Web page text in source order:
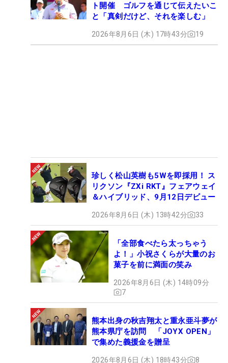
ト開催 ゴルフを通じて伝えたいこ
と「真剣だけど、それを楽しむ」
2026年8月6日 (木) 17時43分 19
珍しく松山英樹も5Wを即採用！ ス
リクソン『ZXi RKT』フェアウェイ
＆ハイブリッド、9月12日デビュー
2026年8月6日 (木) 13時42分 33
「全部食べたら太っちゃう
よ！」小祝さくらが大量のお
菓子を前に満面の笑み
2026年8月6日 (木) 14時09分
7
熊本出身の秋吉翔太と重永亜斗夢が
熊本県庁を訪問 「JOYX OPEN」
で集めた義援金を贈呈
2026年8月6日 (木) 18時43分 8